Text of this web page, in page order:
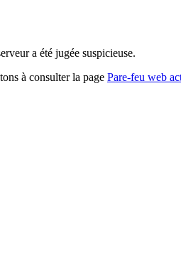
a été jugée suspicieuse.
à consulter la page Pare-feu web